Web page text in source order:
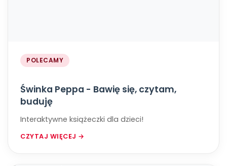
POLECAMY
Świnka Peppa - Bawię się, czytam,
buduję
Interaktywne książeczki dla dzieci!
CZYTAJ WIĘCEJ →